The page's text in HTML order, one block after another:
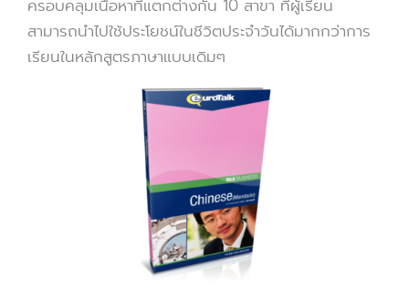
ครอบคลุมเนื้อหาที่แตกต่างกัน 10 สาขา ที่ผู้เรียน
สามารถนำไปใช้ประโยชน์ในชีวิตประจำวันได้มากกว่าการ
เรียนในหลักสูตรภาษาแบบเดิมๆ